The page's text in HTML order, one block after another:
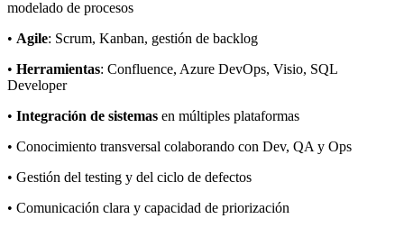
modelado de procesos
• Agile: Scrum, Kanban, gestión de backlog
• Herramientas: Confluence, Azure DevOps, Visio, SQL
Developer
• Integración de sistemas en múltiples plataformas
• Conocimiento transversal colaborando con Dev, QA y Ops
• Gestión del testing y del ciclo de defectos
• Comunicación clara y capacidad de priorización